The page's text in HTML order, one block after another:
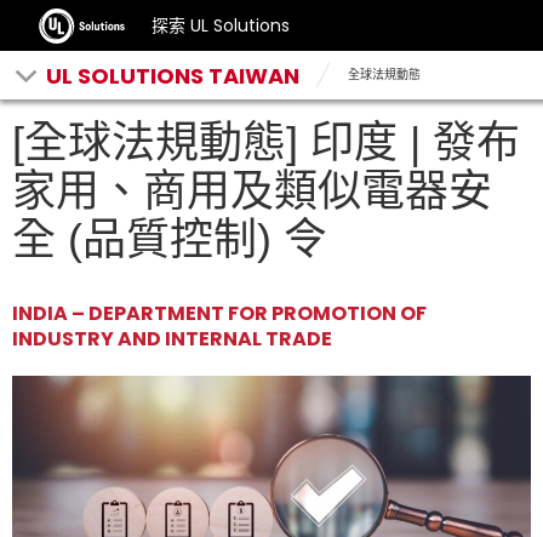
探索 UL Solutions
UL SOLUTIONS TAIWAN 全球法規動態
[全球法規動態] 印度 | 發布
家用、商用及類似電器安
全 (品質控制) 令
INDIA – DEPARTMENT FOR PROMOTION OF
INDUSTRY AND INTERNAL TRADE